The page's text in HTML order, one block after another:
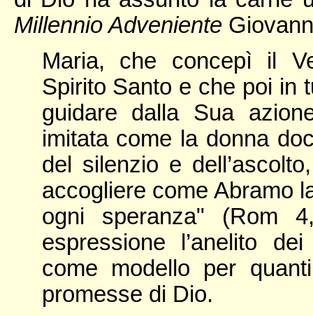
Millennio Adveniente
Maria, che concepì il
Spirito Santo e che poi in
guidare dalla Sua
imitata come la donna
del silenzio e
accogliere come Abramo
ogni speranza" (Rom
espressione l’anelito
come modello per
promesse di Dio.